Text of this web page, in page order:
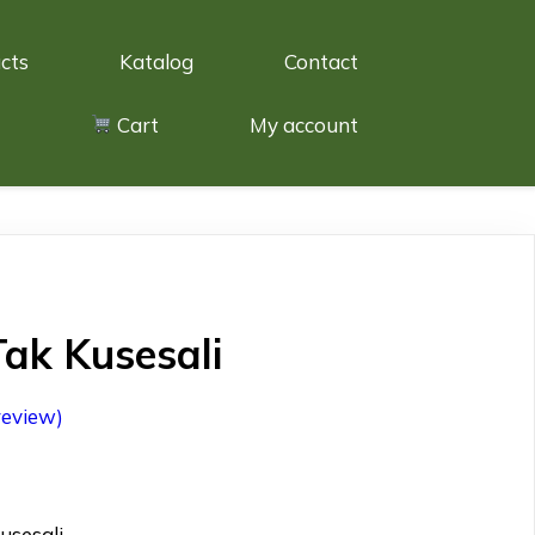
Katalog Contact
Cart My account
Kusesali